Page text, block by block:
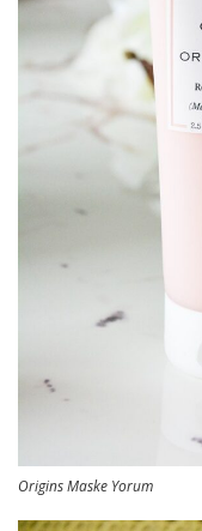
Origins Maske Yorum